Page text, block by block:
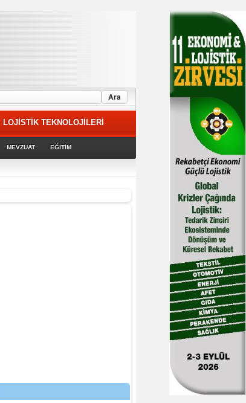
LOJİSTİK TEKNOLOJİLERİ
MEVZUAT EĞİTİM